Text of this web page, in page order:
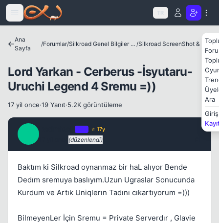
Icerige atla
TR
Ara
Giriş
Ana
Sayfa
/Forumlar/ Silkroad Genel Bilgiler ve Update Bilgileri / Silkroad ScreenShot & Video
Lord Yarkan - Cerberus -İsyutaru-
Uruchi Legend 4 Sremu =))
17 yil once·19 Yanıt·5.2K görüntüleme
⭐ 17y
(düzenlendi)
Baktım ki Silkroad oynanmaz bir haL alıyor Bende
Dedım sremuya baslıyım.Uzun Ugraslar Sonucunda
Kurdum ve Artık Uniqlerın Tadını cıkartıyorum =)))
BilmeyenLer İçin Sremu = Private Serverdır , Glavie
Kapat